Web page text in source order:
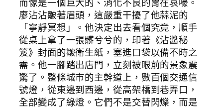
廖沾沾皺著眉頭，這嚴重干擾了他蒜泥的
「寧靜冥想」。他決定出去看個究竟，順手
從桌上拿了一張髒兮兮的，印著《沾醬秘
笈》封面的皺衛生紙，塞進口袋以備不時之
需。他一腳踏出店門，立刻被眼前的景象震
驚了。整條城市的主幹道上，數百個交通信
號燈，從東邊到西邊，從高架橋到巷弄口，
全部變成了綠燈。它們不是交替閃爍，而是